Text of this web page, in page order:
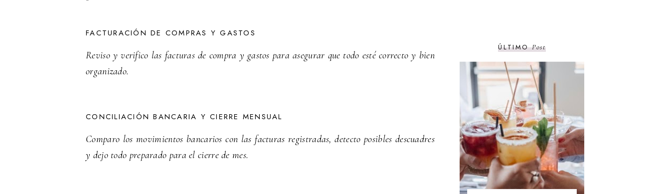
FACTURACIÓN DE COMPRAS Y GASTOS
Reviso y verifico las facturas de compra y gastos para asegurar que todo esté correcto y bien
organizado.
CONCILIACIÓN BANCARIA Y CIERRE MENSUAL
Comparo los movimientos bancarios con las facturas registradas, detecto posibles descuadres
y dejo todo preparado para el cierre de mes.
ÚLTIMOPost